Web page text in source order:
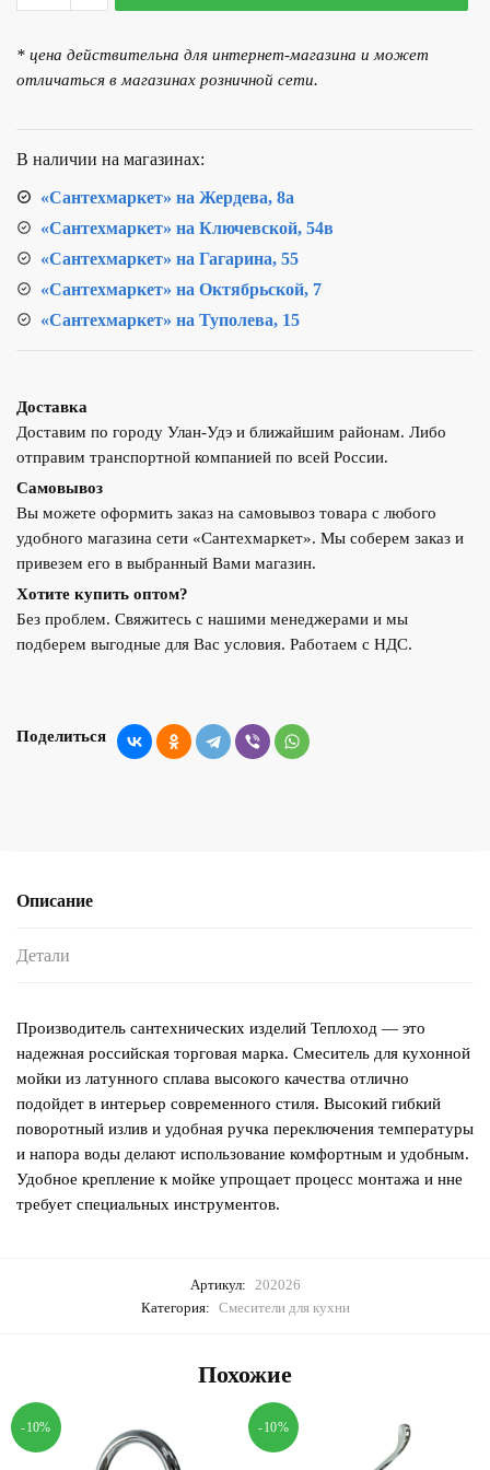
Смеситель
кухни
ТЕПЛОХОД
* цена действительна для интернет-магазина и может
отличаться в магазинах розничной сети.
В наличии на магазинах:
«Сантехмаркет» на Жердева, 8а
«Сантехмаркет» на Ключевской, 54в
«Сантехмаркет» на Гагарина, 55
«Сантехмаркет» на Октябрьской, 7
«Сантехмаркет» на Туполева, 15
Доставка
Доставим по городу Улан-Удэ и ближайшим районам. Либо
отправим транспортной компанией по всей России.
Самовывоз
Вы можете оформить заказ на самовывоз товара с любого
удобного магазина сети «Сантехмаркет». Мы соберем заказ и
привезем его в выбранный Вами магазин.
Хотите купить оптом?
Без проблем. Свяжитесь с нашими менеджерами и мы
подберем выгодные для Вас условия. Работаем с НДС.
Поделиться
Описание
Детали
Производитель сантехнических изделий Теплоход — это
надежная российская торговая марка. Смеситель для кухонной
мойки из латунного сплава высокого качества отлично
подойдет в интерьер современного стиля. Высокий гибкий
поворотный излив и удобная ручка переключения температуры
и напора воды делают использование комфортным и удобным.
Удобное крепление к мойке упрощает процесс монтажа и нне
требует специальных инструментов.
Артикул:
202026
Категория: Смесители для кухни
Похожие
-10% -10%